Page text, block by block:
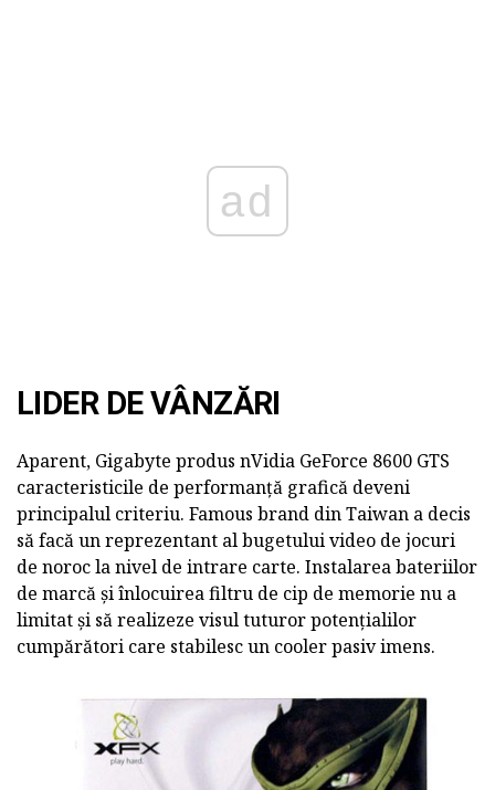
ad
LIDER DE VÂNZĂRI
Aparent, Gigabyte produs nVidia GeForce 8600 GTS
caracteristicile de performanță grafică deveni
principalul criteriu. Famous brand din Taiwan a decis
să facă un reprezentant al bugetului video de jocuri
de noroc la nivel de intrare carte. Instalarea bateriilor
de marcă și înlocuirea filtru de cip de memorie nu a
limitat și să realizeze visul tuturor potențialilor
cumpărători care stabilesc un cooler pasiv imens.